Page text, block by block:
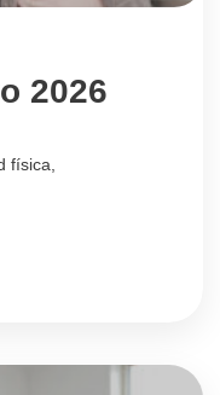
2026
física,